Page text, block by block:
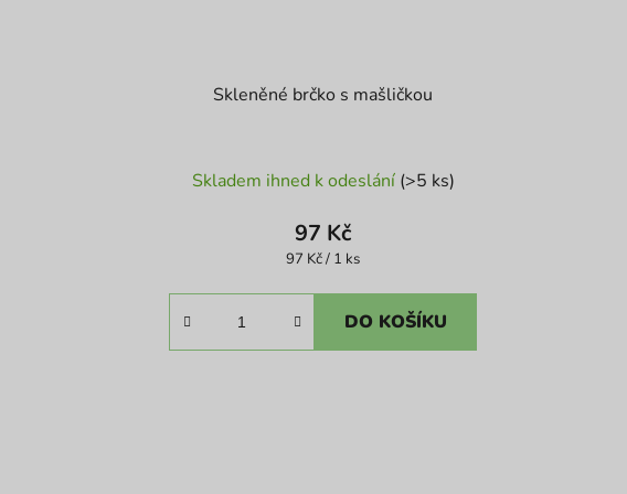
Skleněné brčko s mašličkou
Skladem ihned k odeslání (>5 ks)
97 Kč
Měrná
97 Kč / 1 ks
DO KOŠÍKU